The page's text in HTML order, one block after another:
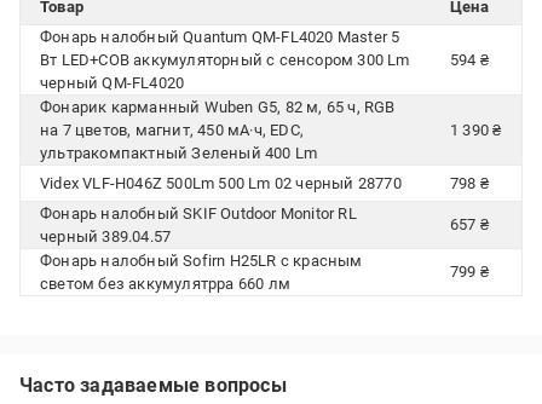
Товар
Цена
Фонарь налобный Quantum QM-FL4020 Master 5
Вт LED+COB аккумуляторный с сенсором 300 Lm
черный QM-FL4020
594 ₴
Фонарик карманный Wuben G5, 82 м, 65 ч, RGB
на 7 цветов, магнит, 450 мА·ч, EDC,
ультракомпактный Зеленый 400 Lm
1 390 ₴
Videx VLF-H046Z 500Lm 500 Lm 02 черный 28770
798 ₴
Фонарь налобный SKIF Outdoor Monitor RL
черный 389.04.57
657 ₴
Фонарь налобный Sofirn H25LR с красным
светом без аккумулятрра 660 лм
799 ₴
Часто задаваемые вопросы